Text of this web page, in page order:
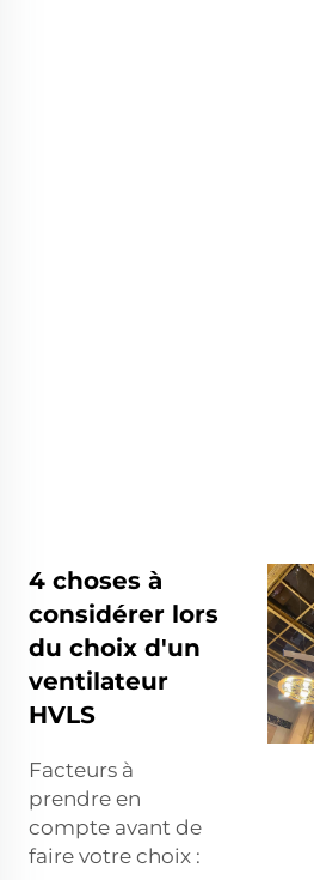
4 choses à
considérer lors
du choix d'un
ventilateur
HVLS
Facteurs à
prendre en
compte avant de
faire votre choix :